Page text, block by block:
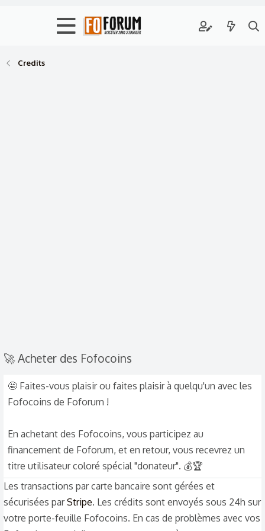
Credits
🚀 Acheter des Fofocoins
🤩 Faites-vous plaisir ou faites plaisir à quelqu'un avec les
Fofocoins de Foforum !
En achetant des Fofocoins, vous participez au
financement de Foforum, et en retour, vous recevrez un
titre utilisateur coloré spécial "donateur". 💰🏆
Les transactions par carte bancaire sont gérées et
sécurisées parStripe. Les crédits sont envoyés sous 24h sur
votre porte-feuille Fofocoins. En cas de problèmes avec vos